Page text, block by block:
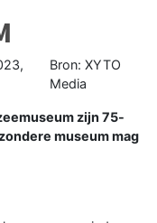
Bron: XYTO
Media
zijn 75-
museum mag